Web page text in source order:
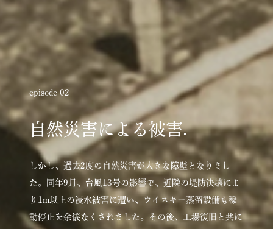
episode 02
自然災害による被害.
しかし、過去2度の自然災害が大きな障壁となりまし
た。同年9月、台風13号の影響で、近隣の堤防決壊によ
り1m以上の浸水被害に遭い、ウイスキー蒸留設備も稼
動停止を余儀なくされました。その後、工場復旧と共に